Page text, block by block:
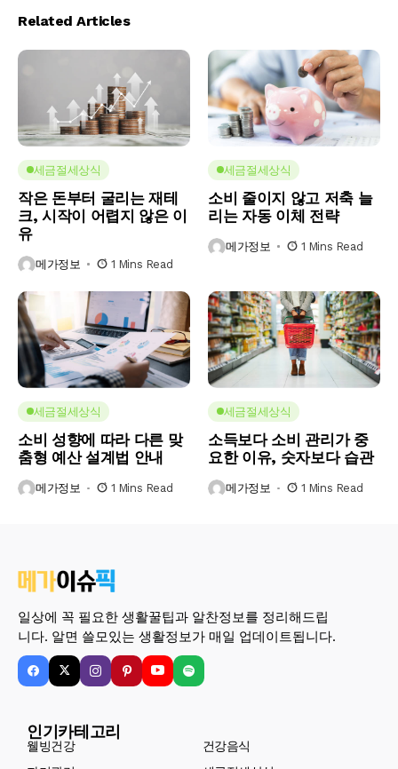
Related Articles
세금절세상식
작은 돈부터 굴리는 재테
크, 시작이 어렵지 않은 이
유
메가정보 1 Mins Read
세금절세상식
소비 줄이지 않고 저축 늘
리는 자동 이체 전략
메가정보 1 Mins Read
세금절세상식
소비 성향에 따라 다른 맞
춤형 예산 설계법 안내
메가정보 1 Mins Read
세금절세상식
소득보다 소비 관리가 중
요한 이유, 숫자보다 습관
메가정보 1 Mins Read
일상에 꼭 필요한 생활꿀팁과 알찬정보를 정리해드립
니다. 알면 쓸모있는 생활정보가 매일 업데이트됩니다.
인기카테고리
웰빙건강
건강음식